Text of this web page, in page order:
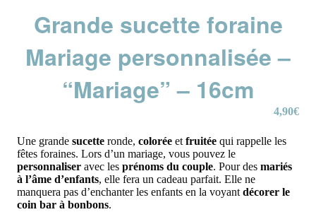
Grande sucette foraine
Mariage personnalisée –
“Mariage” – 16cm
4,90€
Une grande sucette ronde, colorée et fruitée qui rappelle les
fêtes foraines. Lors d’un mariage, vous pouvez le
personnaliser avec les prénoms du couple. Pour des mariés
à l’âme d’enfants, elle fera un cadeau parfait. Elle ne
manquera pas d’enchanter les enfants en la voyant décorer le
coin bar à bonbons.